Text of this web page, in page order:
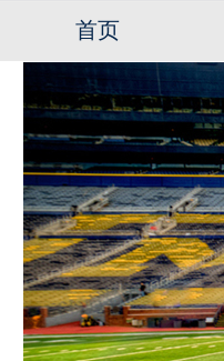
首页